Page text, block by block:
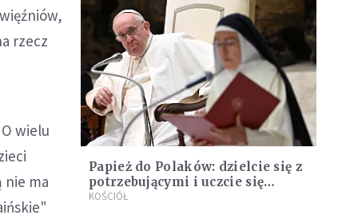
rzecz
wielu
nie ma
Papież do Polaków: dzielcie się z
potrzebującymi i uczcie się
solidarności
KOŚCIÓŁ